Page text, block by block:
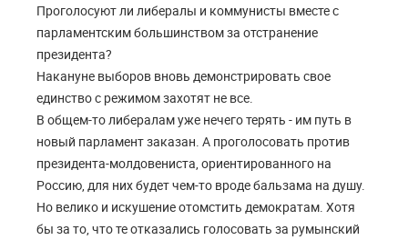
Проголосуют ли либералы и коммунисты вместе с
парламентским большинством за отстранение
президента?
Накануне выборов вновь демонстрировать свое
единство с режимом захотят не все.
В общем-то либералам уже нечего терять - им путь в
новый парламент заказан. А проголосовать против
президента-молдовениста, ориентированного на
Россию, для них будет чем-то вроде бальзама на душу.
Но велико и искушение отомстить демократам. Хотя
бы за то, что те отказались голосовать за румынский